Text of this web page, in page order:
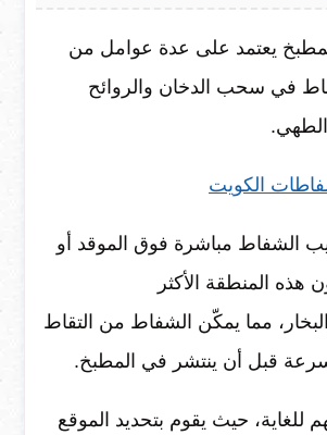
يعتمد على عدة عوامل من
في سحب الدخان والروائح
الطهي.
الكويت
الشفاط مباشرة فوق الموقد أو
هذه المنطقة الأكثر
مما يمكّن الشفاط من التقاط
قبل أن ينتشر في المطبخ.
للغاية، حيث يقوم بتحديد الموقع